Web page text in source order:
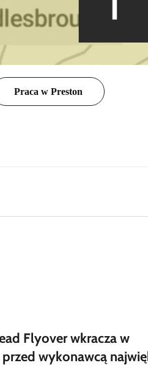
Praca w Preston
Flyover wkracza w
wykonawcą